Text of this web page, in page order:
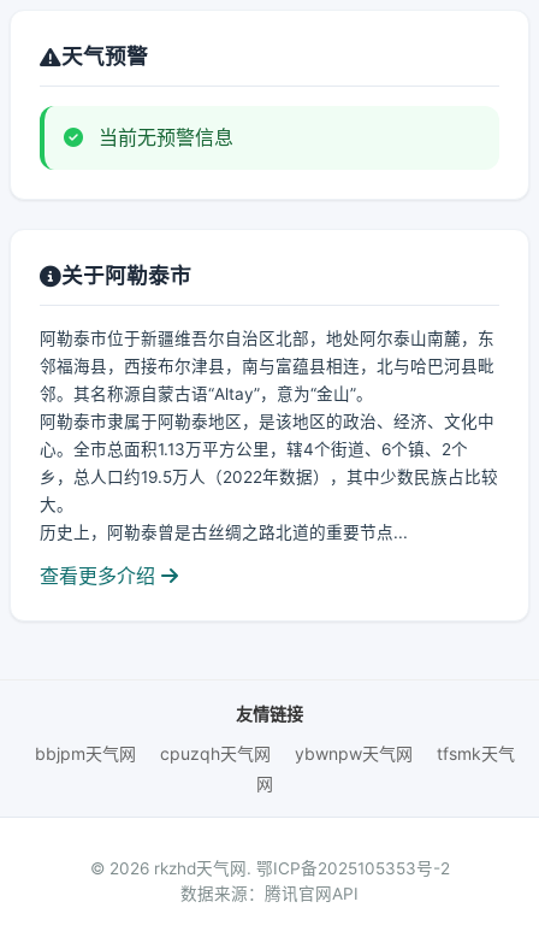
天气预警
当前无预警信息
关于阿勒泰市
阿勒泰市位于新疆维吾尔自治区北部，地处阿尔泰山南麓，东
邻福海县，西接布尔津县，南与富蕴县相连，北与哈巴河县毗
邻。其名称源自蒙古语“Altay”，意为“金山”。
阿勒泰市隶属于阿勒泰地区，是该地区的政治、经济、文化中
心。全市总面积1.13万平方公里，辖4个街道、6个镇、2个
乡，总人口约19.5万人（2022年数据），其中少数民族占比较
大。
历史上，阿勒泰曾是古丝绸之路北道的重要节点...
查看更多介绍
友情链接
bbjpm天气网
cpuzqh天气网 ybwnpw天气网
tfsmk天气
网
© 2026 rkzhd天气网. 鄂ICP备2025105353号-2
数据来源：腾讯官网API